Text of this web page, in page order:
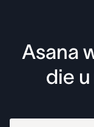
Asana
die